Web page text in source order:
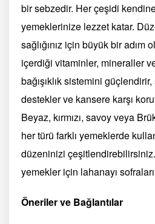
bir sebzedir. Her çeşidi
yemeklerinize lezzet katar.
sağlığınız için büyük bir adım
içerdiği vitaminler, mineraller
bağışıklık sistemini güçlendirir,
destekler ve kansere karşı
Beyaz, kırmızı, savoy veya
her türü farklı yemeklerde
düzeninizi
yemekler için lahanayı
Öneriler ve Bağlantılar